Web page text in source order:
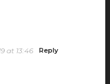
at 13:46 Reply